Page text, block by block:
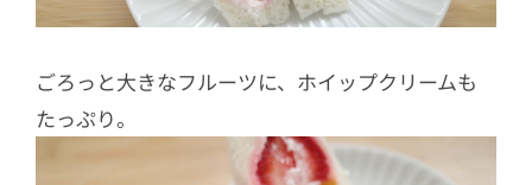
ごろっと大きなフルーツに、ホイップクリームも
たっぷり。